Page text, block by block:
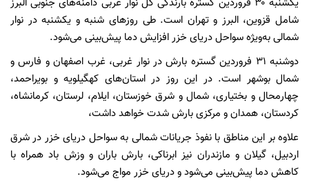
شامل قزوین، البرز و تهران است. طی روزهای شنبه و یکشنبه در نوار
شمالی به‌ویژه سواحل دریای خزر افزایش دما پیش‌بینی می‌شود.
دوشنبه ۳۱ فروردین گستره بارش در نوار غربی، غرب اصفهان و فارس و
شمال بوشهر است. در این روز در استان‌های کهگیلویه و بویراحمد،
چهارمحال و بختیاری، شمال و شرق خوزستان، ایلام، لرستان، کرمانشاه،
کردستان، همدان و مرکزی بارش شدت خواهد داشت،
علاوه بر این مناطق با نفوذ جریانات شمالی به سواحل دریای خزر در شرق
اردبیل، گیلان و مازندران نیز ابرناکی، بارش باران و وزش باد همراه با
کاهش دما پیش‌بینی می‌شود و دریای خزر مواج می‌شود.